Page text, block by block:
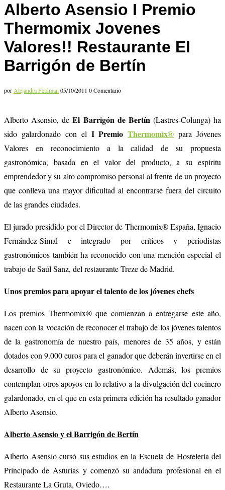
Alberto Asensio I Premio
Thermomix Jovenes
Valores!! Restaurante El
Barrigón de Bertín
por Alejandra Feldman 05/10/2011 0 Comentario
Alberto Asensio, deEl Barrigón de Bertín (Lastres-Colunga) ha
sido galardonado con el I PremioThermomix® para Jóvenes
Valores en reconocimiento a la calidad de su propuesta
gastronómica, basada en el valor del producto, a su espíritu
emprendedor y su alto compromiso personal al frente de un proyecto
que conlleva una mayor dificultad al encontrarse fuera del circuito
de las grandes ciudades.
El jurado presidido por el Director de Thermomix® España, Ignacio
Fernández-Simal e integrado por críticos y periodistas
gastronómicos también ha reconocido con una mención especial el
trabajo de Saúl Sanz, del restaurante Treze de Madrid.
Unos premios para apoyar el talento de los jóvenes chefs
Los premios Thermomix® que comienzan a entregarse este año,
nacen con la vocación de reconocer el trabajo de los jóvenes talentos
de la gastronomía de nuestro país, menores de 35 años, y están
dotados con 9.000 euros para el ganador que deberán invertirse en el
desarrollo de su proyecto gastronómico. Además, los premios
contemplan otros apoyos en lo relativo a la divulgación del cocinero
galardonado, en el que en esta primera edición ha resultado ganador
Alberto Asensio.
Alberto Asensio y el Barrigón de Bertín
Alberto Asensio cursó sus estudios en la Escuela de Hostelería del
Principado de Asturias y comenzó su andadura profesional en el
Restaurante La Gruta, Oviedo….